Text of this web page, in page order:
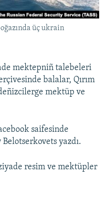
üç ukrain
mektepniñ talebeleri
balalar, Qırım
mektüp ve
saifesinde
yazdı.
resim ve mektüpler